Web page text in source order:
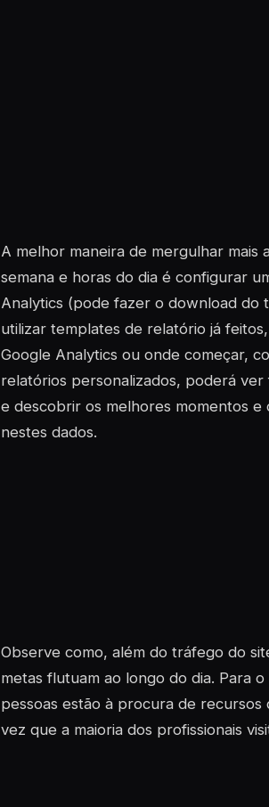
A melhor maneira de mergulhar
semana e horas do dia é configurar
Analytics (pode fazer o download do
utilizar templates de relatório já
Google Analytics ou onde começar,
relatórios personalizados, poderá
e descobrir os melhores momentos e
nestes dados.
Observe como, além do tráfego do
metas flutuam ao longo do dia. Para
pessoas estão à procura de
vez que a maioria dos profissionais